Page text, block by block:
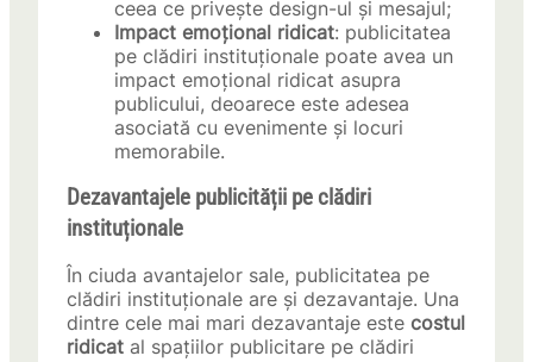
ceea ce privește design-ul și mesajul;
Impact emoțional ridicat: publicitatea
pe clădiri instituționale poate avea un
impact emoțional ridicat asupra
publicului, deoarece este adesea
asociată cu evenimente și locuri
memorabile.
Dezavantajele publicității pe clădiri
instituționale
În ciuda avantajelor sale, publicitatea pe
clădiri instituționale are și dezavantaje. Una
dintre cele mai mari dezavantaje este costul
ridicat al spațiilor publicitare pe clădiri